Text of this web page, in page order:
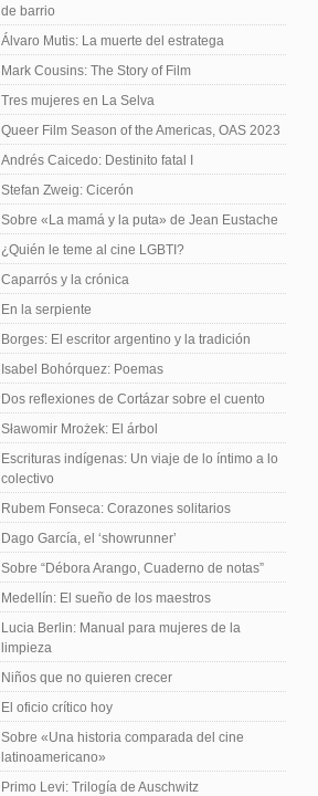
de barrio
Álvaro Mutis: La muerte del estratega
Mark Cousins: The Story of Film
Tres mujeres en La Selva
Queer Film Season of the Americas, OAS 2023
Andrés Caicedo: Destinito fatal I
Stefan Zweig: Cicerón
Sobre «La mamá y la puta» de Jean Eustache
¿Quién le teme al cine LGBTI?
Caparrós y la crónica
En la serpiente
Borges: El escritor argentino y la tradición
Isabel Bohórquez: Poemas
Dos reflexiones de Cortázar sobre el cuento
Sławomir Mrożek: El árbol
Escrituras indígenas: Un viaje de lo íntimo a lo
colectivo
Rubem Fonseca: Corazones solitarios
Dago García, el ‘showrunner’
Sobre “Débora Arango, Cuaderno de notas”
Medellín: El sueño de los maestros
Lucia Berlin: Manual para mujeres de la
limpieza
Niños que no quieren crecer
El oficio crítico hoy
Sobre «Una historia comparada del cine
latinoamericano»
Primo Levi: Trilogía de Auschwitz